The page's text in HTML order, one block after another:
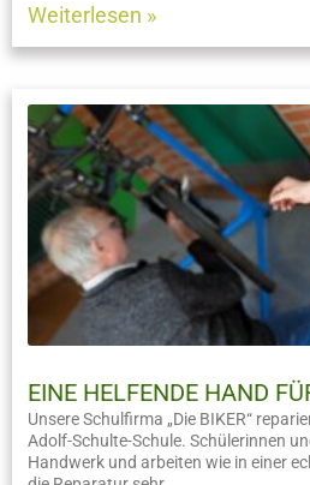
Weiterlesen »
EINE HELFENDE HAND
Unsere Schulfirma „Die BIKER“
Adolf-Schulte-Schule. Schülerinnen
Handwerk und arbeiten wie in einer